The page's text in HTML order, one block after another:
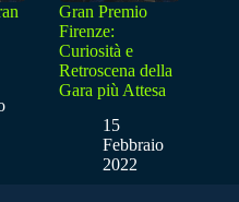
Gran Premio
Firenze:
Curiosità e
Retroscena della
Gara più Attesa
15
Febbraio
2022